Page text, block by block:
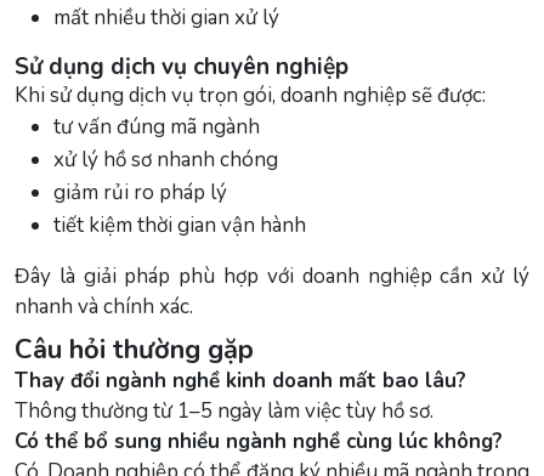
mất nhiều thời gian xử lý
Sử dụng dịch vụ chuyên nghiệp
Khi sử dụng dịch vụ trọn gói, doanh nghiệp sẽ được:
tư vấn đúng mã ngành
xử lý hồ sơ nhanh chóng
giảm rủi ro pháp lý
tiết kiệm thời gian vận hành
Đây là giải pháp phù hợp với doanh nghiệp cần xử lý
nhanh và chính xác.
Câu hỏi thường gặp
Thay đổi ngành nghề kinh doanh mất bao lâu?
Thông thường từ 1–5 ngày làm việc tùy hồ sơ.
Có thể bổ sung nhiều ngành nghề cùng lúc không?